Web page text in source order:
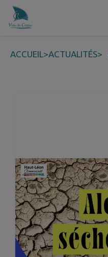
Contenu
ACCUEIL>ACTUALITÉS>